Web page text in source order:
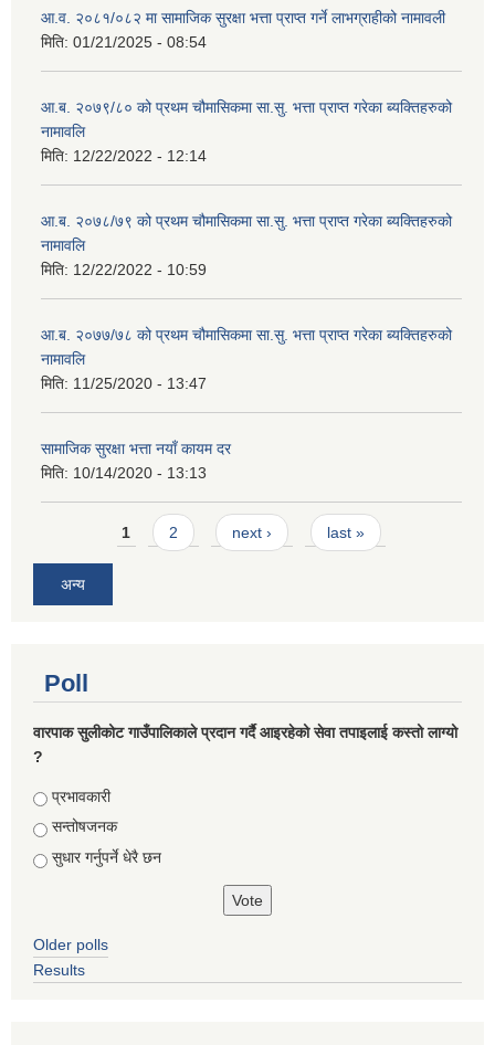
आ.व. २०८१/०८२ मा सामाजिक सुरक्षा भत्ता प्राप्त गर्ने लाभग्राहीको नामावली
मिति: 01/21/2025 - 08:54
आ.ब. २०७९/८० को प्रथम चौमासिकमा सा.सु. भत्ता प्राप्त गरेका ब्यक्तिहरुको
नामावलि
मिति: 12/22/2022 - 12:14
आ.ब. २०७८/७९ को प्रथम चौमासिकमा सा.सु. भत्ता प्राप्त गरेका ब्यक्तिहरुको
नामावलि
मिति: 12/22/2022 - 10:59
आ.ब. २०७७/७८ को प्रथम चौमासिकमा सा.सु. भत्ता प्राप्त गरेका ब्यक्तिहरुको
नामावलि
मिति: 11/25/2020 - 13:47
सामाजिक सुरक्षा भत्ता नयाँ कायम दर
मिति: 10/14/2020 - 13:13
Pages1 2 next › last »
अन्य
Poll
वारपाक सुलीकोट गाउँपालिकाले प्रदान गर्दै आइरहेको सेवा तपाइलाई कस्तो लाग्यो
?
Choices
प्रभावकारी
सन्तोषजनक
सुधार गर्नुपर्ने धेरै छन
Older polls
Results